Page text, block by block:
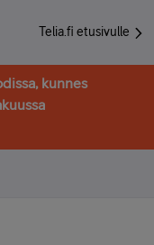
Telia.fi etusivulle
kunnes